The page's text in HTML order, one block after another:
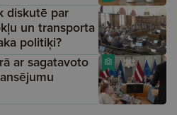
diskutē par
un transporta
politiķi?
ar sagatavoto